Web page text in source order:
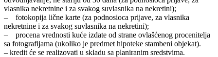
vlasnika nekretnine i za svakog suvlasnika na nekretini);
– fotokopija lične karte (za podnosioca prijave, za vlasnika
nekretnine i za svakog suvlasnika na nekretini);
– procena vrednosti kuće izdate od strane ovlašćenog procenitelja
sa fotografijama (ukoliko je predmet hipoteke stambeni objekat).
– kredit će se realizovati u skladu sa planiranim sredstvima.